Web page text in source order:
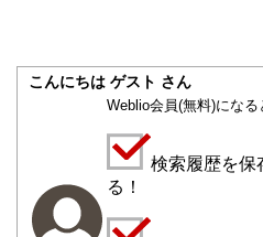
こんにちは ゲスト さん
Weblio会員(無料)になる
検索履歴を保
る！